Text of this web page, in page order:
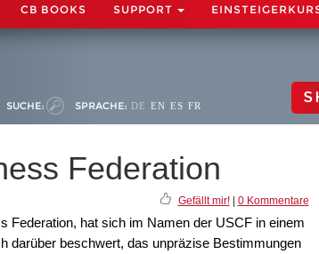
CB BOOKS SUPPORT
SUCHE: SPRACHE: DE EN ES FR
Federation
Gefällt mir!| 0 Kommentare
Federation, hat sich im Namen der USCF in einem
darüber beschwert, das unpräzise Bestimmungen